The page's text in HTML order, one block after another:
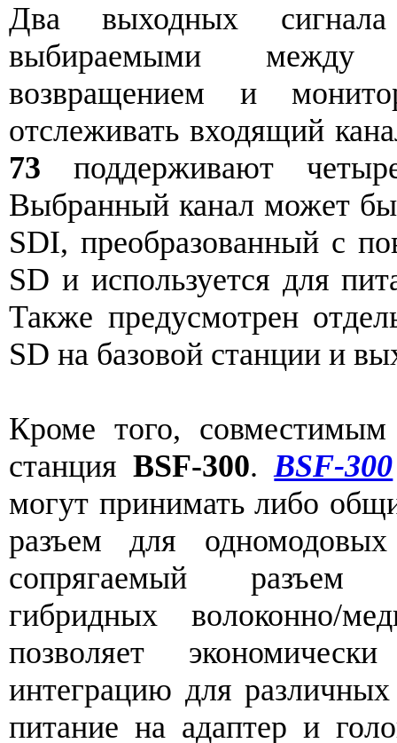
Два выходных
выбираемыми между
возвращением и
отслеживать входящий
73 поддерживают
Выбранный канал может
SDI, преобразованный с
SD и используется для
Также предусмотрен
SD на базовой станции и
Кроме того,
станцияBSF-300.BSF-300
могут принимать либо
разъем для
сопрягаемый
гибридных волоконно/
позволяет
интеграцию для
питание на адаптер и